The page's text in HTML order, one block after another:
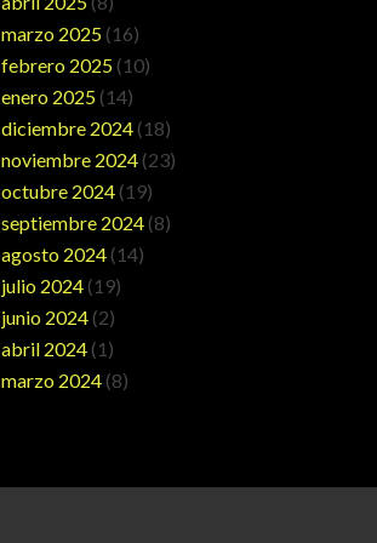
marzo 2025(16)
febrero 2025(10)
enero 2025(14)
diciembre 2024(18)
noviembre 2024(23)
octubre 2024(19)
septiembre 2024(8)
agosto 2024(14)
julio 2024(19)
junio 2024(2)
abril 2024(1)
marzo 2024(8)